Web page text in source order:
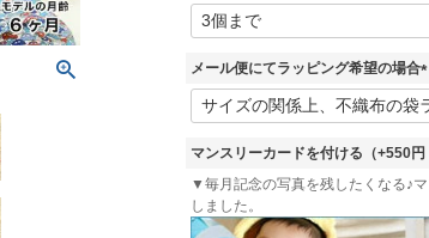
(
)
メール便にてラッピング希望の場合
(
必
)
マンスリーカードを付ける（+550
▼毎月記念の写真を残したくなる♪
しました。